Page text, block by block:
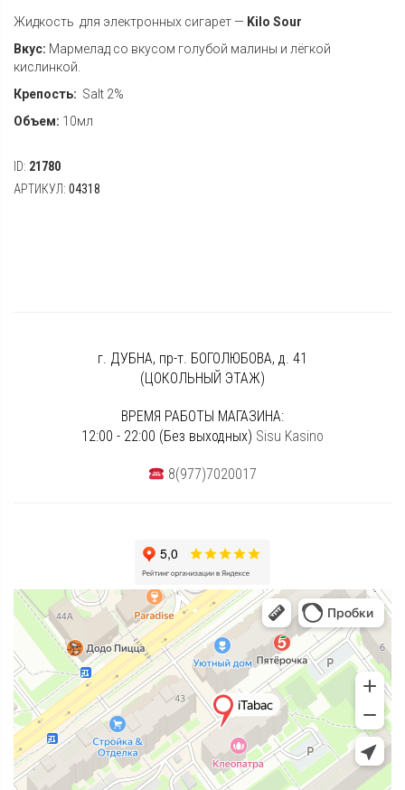
Жидкость для электронных сигарет — Kilo Sour
Вкус: Мармелад со вкусом голубой малины и лёгкой
кислинкой.
Крепость: Salt 2%
Объем: 10мл
ID: 21780
АРТИКУЛ: 04318
г. ДУБНА, пр-т. БОГОЛЮБОВА, д. 41
(ЦОКОЛЬНЫЙ ЭТАЖ)
ВРЕМЯ РАБОТЫ МАГАЗИНА:
12:00 - 22:00 (Без выходных) Sisu Kasino
8(977)7020017